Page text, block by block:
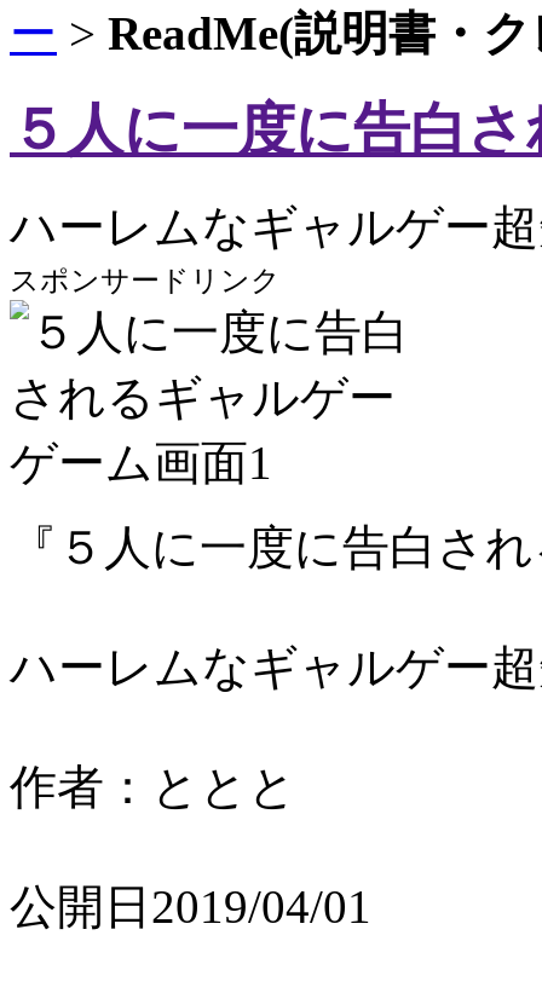
ー > ReadMe(説明書・
５人に一度に告白
ハーレムなギャルゲー
スポンサードリンク
『５人に一度に告白さ
ハーレムなギャルゲー
作者：ととと
公開日2019/04/01